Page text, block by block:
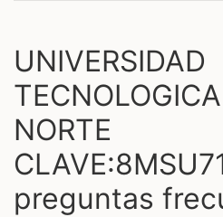
UNIVERSIDAD
NORTE
preguntas